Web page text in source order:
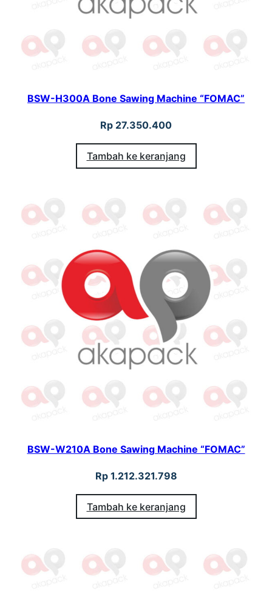
BSW-H300A Bone Sawing Machine “FOMAC”
Rp 27.350.400
Tambah ke keranjang
BSW-W210A Bone Sawing Machine “FOMAC”
Rp1.212.321.798
Tambah ke keranjang